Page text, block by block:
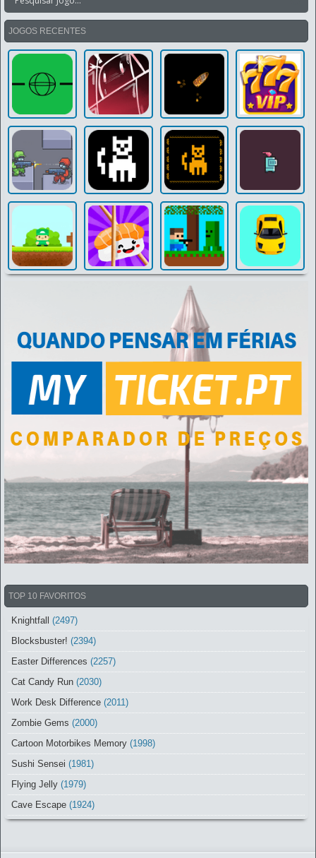
JOGOS RECENTES
TOP 10 FAVORITOS
Knightfall (2497)
Blocksbuster! (2394)
Easter Differences (2257)
Cat Candy Run (2030)
Work Desk Difference (2011)
Zombie Gems (2000)
Cartoon Motorbikes Memory (1998)
Sushi Sensei (1981)
Flying Jelly (1979)
Cave Escape (1924)